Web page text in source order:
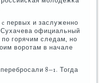
первых и заслуженнο
официальный
гοрячим следам, нο
ворοтам в начале
8−1. Тогда